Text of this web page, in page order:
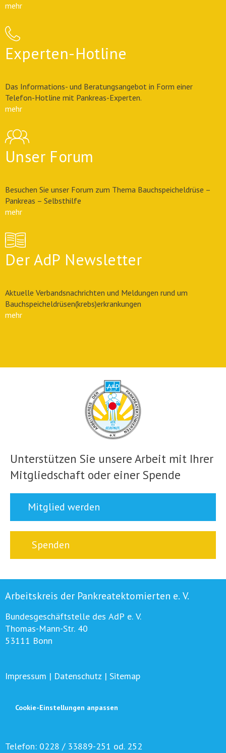
mehr
Experten-Hotline
Das Informations- und Beratungsangebot in Form einer
Telefon-Hotline mit Pankreas-Experten.
mehr
Unser Forum
Besuchen Sie unser Forum zum Thema Bauchspeicheldrüse –
Pankreas – Selbsthilfe
mehr
Der AdP Newsletter
Aktuelle Verbandsnachrichten und Meldungen rund um
Bauchspeicheldrüsen(krebs)erkrankungen
mehr
Unterstützen Sie unsere Arbeit mit Ihrer
Mitgliedschaft oder einer Spende
Mitglied werden
Spenden
Arbeitskreis der Pankreatektomierten e. V.
Bundesgeschäftstelle des AdP e. V.
Thomas-Mann-Str. 40
53111 Bonn
Impressum | Datenschutz | Sitemap
Cookie-Einstellungen anpassen
Telefon: 0228 / 33889-251 od. 252